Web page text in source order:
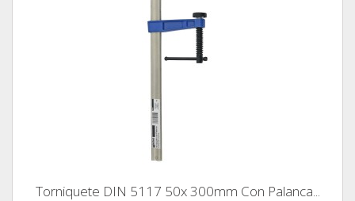
Torniquete DIN 5117 50x 300mm Con Palanca...